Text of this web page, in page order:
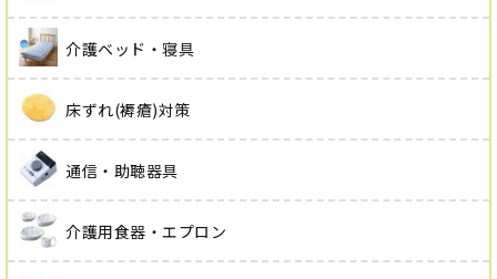
介護ベッド・寝具
床ずれ(褥瘡)対策
通信・助聴器具
介護用食器・エプロン